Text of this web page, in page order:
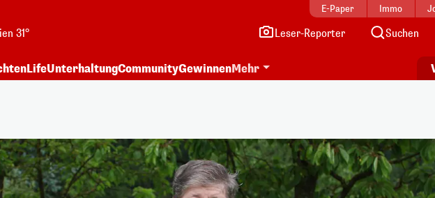
E-Paper Immo
31° Leser-Reporter Suchen
LifeUnterhaltungCommunityGewinnenMehr